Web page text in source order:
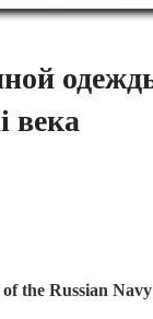
века
the Russian